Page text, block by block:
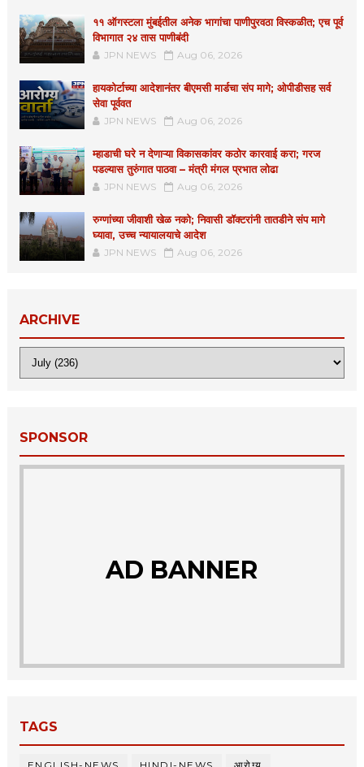
११ ऑगस्टला मुंबईतील अनेक भागांचा पाणीपुरवठा विस्कळीत; एच पूर्व
विभागात २४ तास पाणीबंदी
JPN NEWS Aug 06, 2026
हायकोर्टाच्या आदेशानंतर बीएमसी मार्डचा संप मागे; ओपीडीसह सर्व
सेवा पूर्ववत
JPN NEWS Aug 06, 2026
म्हाडाची घरे न देणाऱ्या विकासकांवर कठोर कारवाई करा; गरज
पडल्यास तुरुंगात पाठवा – मंत्री मंगल प्रभात लोढा
JPN NEWS Aug 06, 2026
रुग्णांच्या जीवाशी खेळ नको; निवासी डॉक्टरांनी तातडीने संप मागे
घ्यावा, उच्च न्यायालयाचे आदेश
JPN NEWS Aug 06, 2026
ARCHIVE
SPONSOR
AD BANNER
TAGS